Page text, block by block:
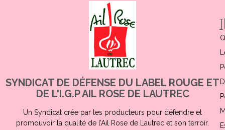
SYNDICAT DE DÉFENSE DU LABEL ROUGE ET
DE L'I.G.P AIL ROSE DE LAUTREC
Un Syndicat crée par les producteurs pour défendre et
promouvoir la qualité de l’Ail Rose de Lautrec et son terroir.